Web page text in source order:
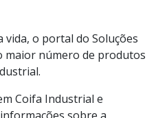
vida, o portal do Soluções
maior número de produtos
Coifa Industrial e